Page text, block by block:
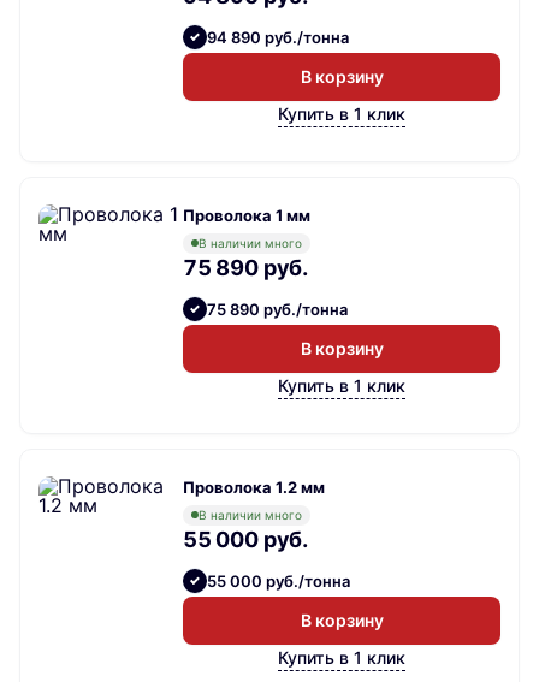
94 890 руб./тонна
В корзину
Купить в 1 клик
Проволока 1 мм
В наличии много
75 890 руб.
75 890 руб./тонна
В корзину
Купить в 1 клик
Проволока 1.2 мм
В наличии много
55 000 руб.
55 000 руб./тонна
В корзину
Купить в 1 клик